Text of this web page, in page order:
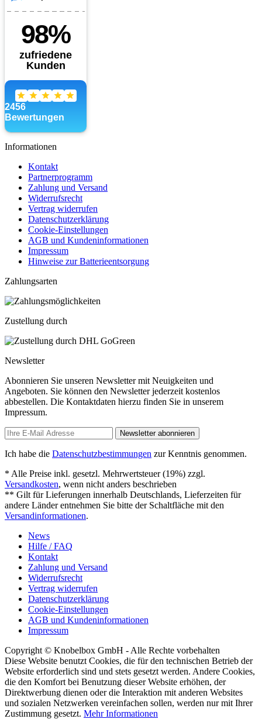
Informationen
Kontakt
Partnerprogramm
Zahlung und Versand
Widerrufsrecht
Vertrag widerrufen
Datenschutzerklärung
Cookie-Einstellungen
AGB und Kundeninformationen
Impressum
Hinweise zur Batterieentsorgung
Zahlungsarten
Zustellung durch
Newsletter
Abonnieren Sie unseren Newsletter mit Neuigkeiten und
Angeboten. Sie können den Newsletter jederzeit kostenlos
abbestellen. Die Kontaktdaten hierzu finden Sie in unserem
Impressum.
Newsletter abonnieren
Ich habe die Datenschutzbestimmungen zur Kenntnis genommen.
* Alle Preise inkl. gesetzl. Mehrwertsteuer (19%) zzgl.
Versandkosten, wenn nicht anders beschrieben
** Gilt für Lieferungen innerhalb Deutschlands, Lieferzeiten für
andere Länder entnehmen Sie bitte der Schaltfläche mit den
Versandinformationen.
News
Hilfe / FAQ
Kontakt
Zahlung und Versand
Widerrufsrecht
Vertrag widerrufen
Datenschutzerklärung
Cookie-Einstellungen
AGB und Kundeninformationen
Impressum
Copyright © Knobelbox GmbH - Alle Rechte vorbehalten
Diese Website benutzt Cookies, die für den technischen Betrieb der
Website erforderlich sind und stets gesetzt werden. Andere Cookies,
die den Komfort bei Benutzung dieser Website erhöhen, der
Direktwerbung dienen oder die Interaktion mit anderen Websites
und sozialen Netzwerken vereinfachen sollen, werden nur mit Ihrer
Zustimmung gesetzt. Mehr Informationen